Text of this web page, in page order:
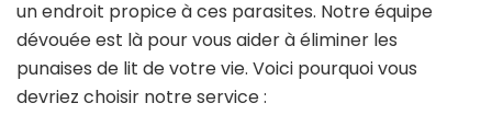
un endroit propice à ces parasites. Notre équipe
dévouée est là pour vous aider à éliminer les
punaises de lit de votre vie. Voici pourquoi vous
devriez choisir notre service :